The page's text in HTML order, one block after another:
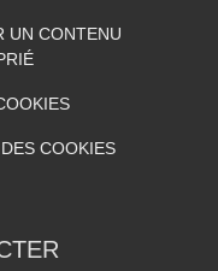
UN CONTENU
COOKIES